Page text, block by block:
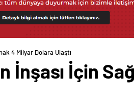
4 Milyar Dolara Ulaştı
İnşası İçin